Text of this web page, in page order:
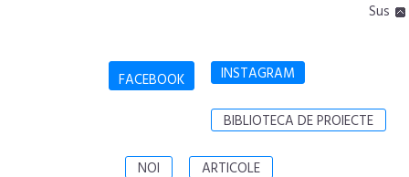
Sus
FACEBOOK INSTAGRAM
BIBLIOTECA DE PROIECTE
NOI ARTICOLE